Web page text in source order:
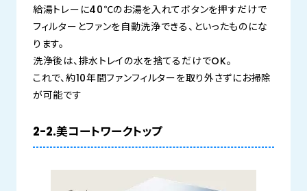
給湯トレーに40℃のお湯を入れてボタンを押すだけで
フィルターとファンを自動洗浄できる、といったものにな
ります。
洗浄後は、排水トレイの水を捨てるだけでOK。
これで、約10年間ファンフィルターを取り外さずにお掃除
が可能です
2-2.美コートワークトップ